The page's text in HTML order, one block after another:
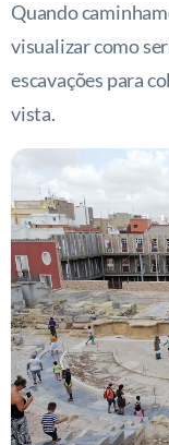
Quando
visualizar como
escavações para
vista.